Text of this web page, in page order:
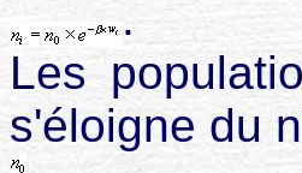
.
Les
s'éloigne du